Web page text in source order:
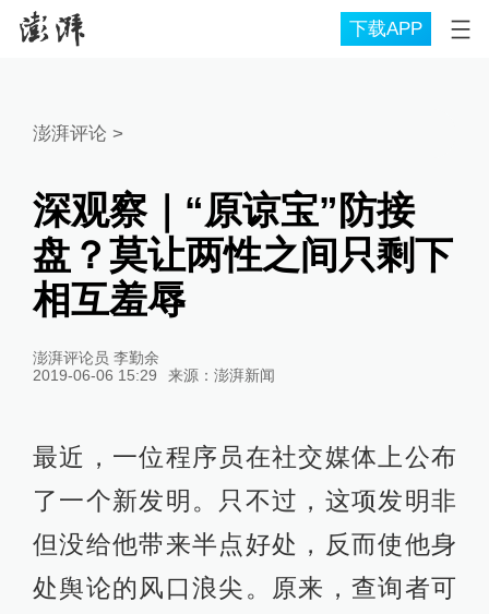
下载APP
澎湃评论 >
深观察｜“原谅宝”防接
盘？莫让两性之间只剩下
相互羞辱
澎湃评论员 李勤余
2019-06-06 15:29
来源： 澎湃新闻
最近，一位程序员在社交媒体上公布
了一个新发明。只不过，这项发明非
但没给他带来半点好处，反而使他身
处舆论的风口浪尖。原来，查询者可